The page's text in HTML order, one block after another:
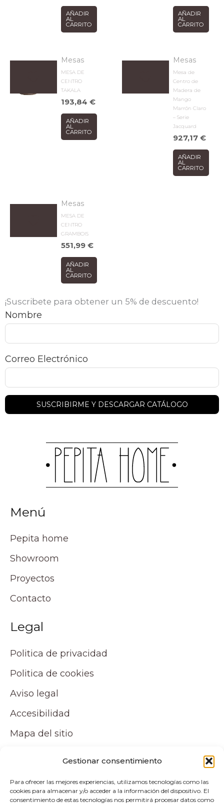
Gestionar consentimiento
Para ofrecer las mejores experiencias, utilizamos tecnologías como las
cookies para almacenar y/o acceder a la información del dispositivo. El
consentimiento de estas tecnologías nos permitirá procesar datos como
AÑADIR
AL
CARRITO
AÑADIR
AL
CARRITO
Mesas
MESA DE
CENTRO
TAKALA
193,84€
AÑADIR
AL
CARRITO
Mesas
Mesa de
Centro de
Madera de
Mango
Marrón Claro
– Serie
Jacquard
927,17€
AÑADIR
AL
CARRITO
Mesas
MESA DE
CENTRO
GRAMBOIS
551,99€
AÑADIR
AL
CARRITO
¡Suscribete para obtener un 5% de descuento!
Nombre
Correo Electrónico
Menú
Pepita home
Showroom
Proyectos
Contacto
Legal
Politica de privacidad
Politica de cookies
Aviso legal
Accesibilidad
Mapa del sitio
Tu cuenta
Mi cuenta